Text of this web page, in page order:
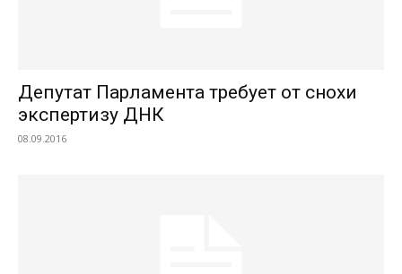
Депутат Парламента требует от снохи
экспертизу ДНК
08.09.2016